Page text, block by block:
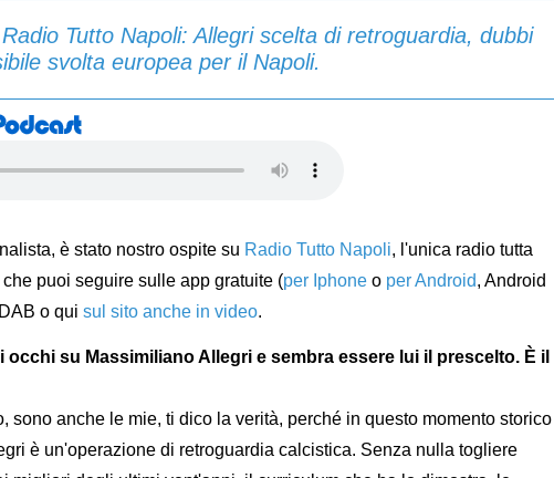
Tutto Napoli: Allegri scelta di retroguardia, dubbi
svolta europea per il Napoli.
è stato nostro ospite su Radio Tutto Napoli, l'unica radio tutta
puoi seguire sulle app gratuite (per Iphone o per Android, Android
o qui sul sito anche in video.
occhi su Massimiliano Allegri e sembra essere lui il prescelto. È il
sono anche le mie, ti dico la verità, perché in questo momento storico
è un'operazione di retroguardia calcistica. Senza nulla togliere